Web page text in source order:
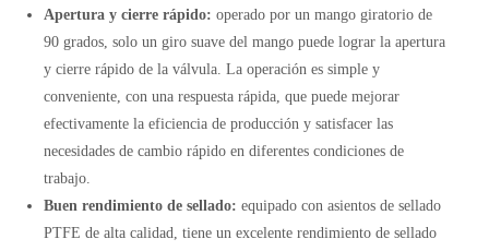
Apertura y cierre rápido: operado por un mango giratorio de
90 grados, solo un giro suave del mango puede lograr la apertura
y cierre rápido de la válvula. La operación es simple y
conveniente, con una respuesta rápida, que puede mejorar
efectivamente la eficiencia de producción y satisfacer las
necesidades de cambio rápido en diferentes condiciones de
trabajo.
Buen rendimiento de sellado: equipado con asientos de sellado
PTFE de alta calidad, tiene un excelente rendimiento de sellado